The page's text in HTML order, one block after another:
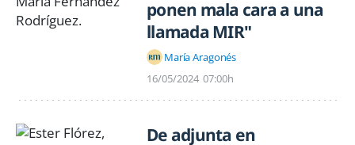
ponen mala cara a una
llamada MIR"
María Aragonés
16/05/2024 07:00h
De adjunta en